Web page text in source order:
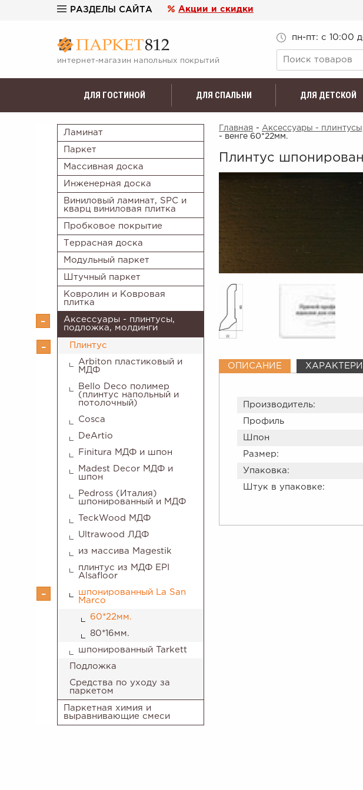
РАЗДЕЛЫ САЙТА Акции и скидки
интернет-магазин напольных покрытий
пн-пт: c 10:00
ДЛЯ ГОСТИНОЙ ДЛЯ СПАЛЬНИ ДЛЯ ДЕТСКОЙ
Ламинат
Паркет
Массивная доска
Инженерная доска
Виниловый ламинат, SPC и
кварц виниловая плитка
Пробковое покрытие
Террасная доска
Модульный паркет
Штучный паркет
Ковролин и Ковровая
плитка
Аксессуары - плинтусы,
подложка, молдинги
Плинтус
Arbiton пластиковый и
МДФ
Bello Deco полимер
(плинтус напольный и
потолочный)
Cosca
DeArtio
Finitura МДФ и шпон
Madest Decor МДФ и
шпон
Pedross (Италия)
шпонированный и МДФ
TeckWood МДФ
Ultrawood ЛДФ
из массива Magestik
плинтус из МДФ EPI
Alsafloor
шпонированный La San
Marco
60*22мм.
80*16мм.
шпонированный Tarkett
Подложка
Средства по уходу за
паркетом
Паркетная химия и
выравнивающие смеси
Главная - Аксессуары -
- венге 60*22мм.
Плинтус
ОПИСАНИЕ
Производитель:
Профиль
Шпон
Размер:
Упаковка:
Штук в упаковке: